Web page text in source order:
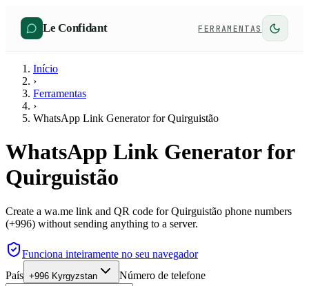
Le Confidant FERRAMENTAS
Início
›
Ferramentas
›
WhatsApp Link Generator for Quirguistão
WhatsApp Link Generator for
Quirguistão
Create a wa.me link and QR code for Quirguistão phone numbers
(+996) without sending anything to a server.
Funciona inteiramente no seu navegador
País +996 Kyrgyzstan Número de telefone